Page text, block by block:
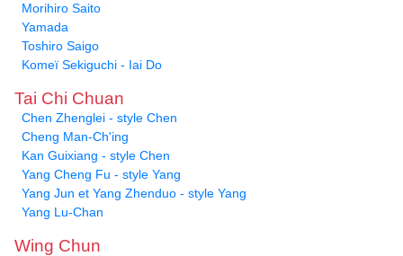
Morihiro Saito
Yamada
Toshiro Saigo
Komeï Sekiguchi - Iai Do
Tai Chi Chuan
Chen Zhenglei - style Chen
Cheng Man-Ch'ing
Kan Guixiang - style Chen
Yang Cheng Fu - style Yang
Yang Jun et Yang Zhenduo - style Yang
Yang Lu-Chan
Wing Chun